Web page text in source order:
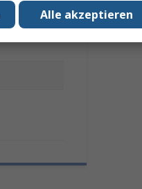
Alle akzeptieren